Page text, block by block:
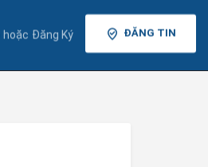
hoặc Đăng Ký ĐĂNG TIN